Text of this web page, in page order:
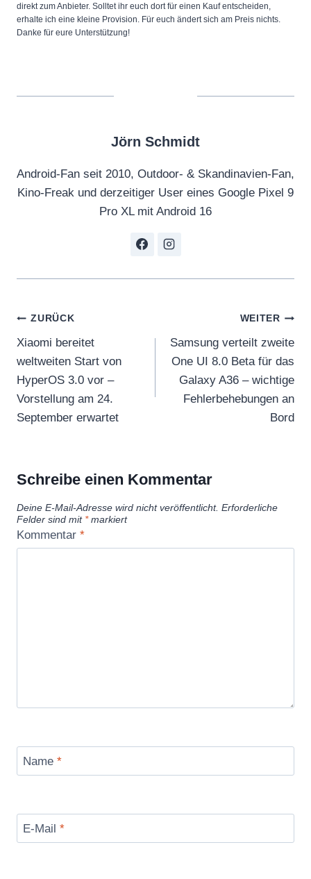
direkt zum Anbieter. Solltet ihr euch dort für einen Kauf entscheiden,
erhalte ich eine kleine Provision. Für euch ändert sich am Preis nichts.
Danke für eure Unterstützung!
Jörn Schmidt
Android-Fan seit 2010, Outdoor- & Skandinavien-Fan,
Kino-Freak und derzeitiger User eines Google Pixel 9
Pro XL mit Android 16
Beitragsnavigation
ZURÜCK
Xiaomi bereitet
weltweiten Start von
HyperOS 3.0 vor –
Vorstellung am 24.
September erwartet
WEITER
Samsung verteilt zweite
One UI 8.0 Beta für das
Galaxy A36 – wichtige
Fehlerbehebungen an
Bord
Schreibe einen Kommentar
Deine E-Mail-Adresse wird nicht veröffentlicht. Erforderliche
Felder sind mit *markiert
Kommentar *
Name *
E-Mail *